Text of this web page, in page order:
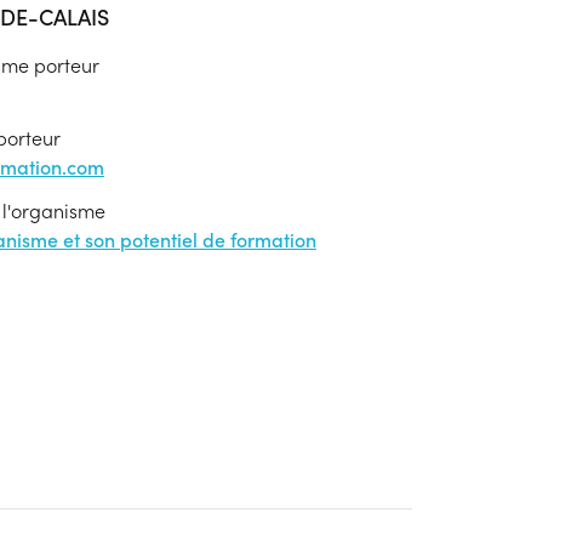
CALAIS
porteur
et son potentiel de formation